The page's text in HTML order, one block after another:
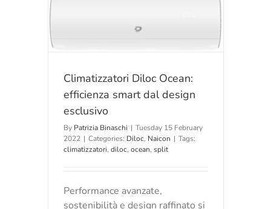
Climatizzatori Diloc Ocean:
efficienza smart dal design
esclusivo
By Patrizia Binaschi | Tuesday 15 February
2022 | Categories: Diloc, Naicon | Tags:
climatizzatori, diloc, ocean, split
Performance avanzate,
sostenibilità e design raffinato si